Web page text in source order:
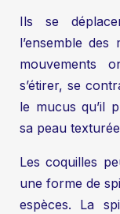
Ils se
l’ensemble
mouvements
s’étirer, se
le mucus qu’il
sa peau
Les coquilles
une forme de
espèces. La